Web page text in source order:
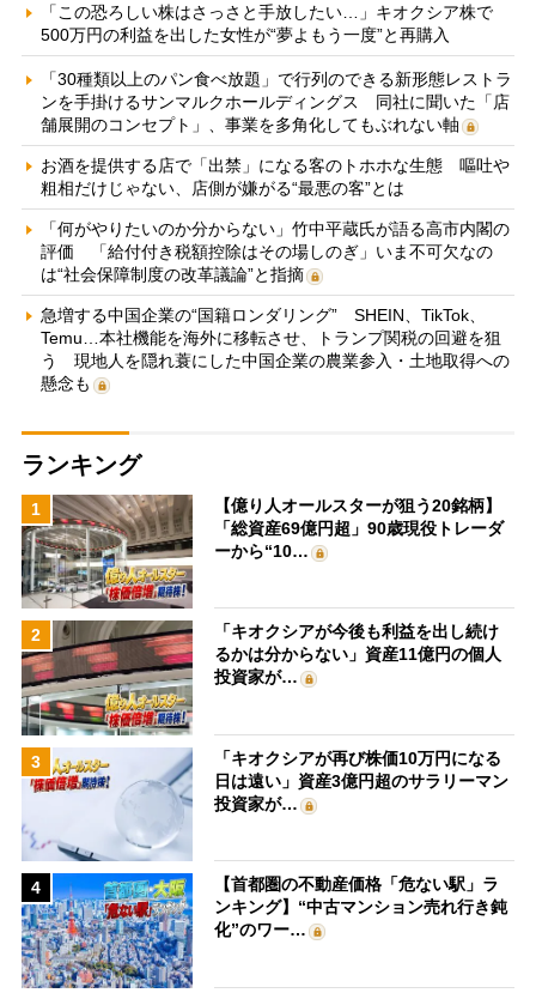
「この恐ろしい株はさっさと手放したい…」キオクシア株で
500万円の利益を出した女性が“夢よもう一度”と再購入
「30種類以上のパン食べ放題」で行列のできる新形態レストラ
ンを手掛けるサンマルクホールディングス 同社に聞いた「店
舗展開のコンセプト」、事業を多角化してもぶれない軸
お酒を提供する店で「出禁」になる客のトホホな生態 嘔吐や
粗相だけじゃない、店側が嫌がる“最悪の客”とは
「何がやりたいのか分からない」竹中平蔵氏が語る高市内閣の
評価 「給付付き税額控除はその場しのぎ」いま不可欠なの
は“社会保障制度の改革議論”と指摘
急増する中国企業の“国籍ロンダリング” SHEIN、TikTok、
Temu…本社機能を海外に移転させ、トランプ関税の回避を狙
う 現地人を隠れ蓑にした中国企業の農業参入・土地取得への
懸念も
ランキング
1
【億り人オールスターが狙う20銘柄】
「総資産69億円超」90歳現役トレーダ
ーから“10…
2
「キオクシアが今後も利益を出し続け
るかは分からない」資産11億円の個人
投資家が…
3
「キオクシアが再び株価10万円になる
日は遠い」資産3億円超のサラリーマン
投資家が…
4
【首都圏の不動産価格「危ない駅」ラ
ンキング】“中古マンション売れ行き鈍
化”のワー…